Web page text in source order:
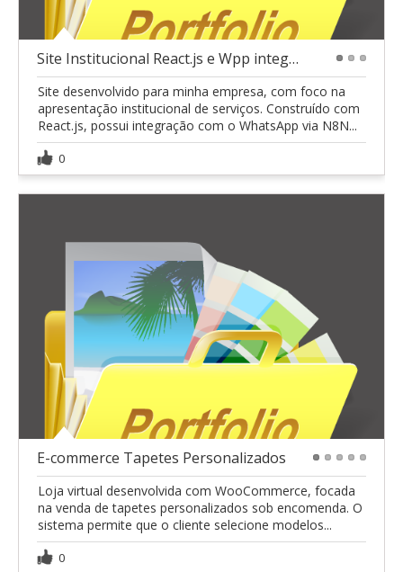
Site Institucional React.js e Wpp integrado c/ n8n
Site desenvolvido para minha empresa, com foco na
apresentação institucional de serviços. Construído com
React.js, possui integração com o WhatsApp via N8N...
0
E-commerce Tapetes Personalizados
Loja virtual desenvolvida com WooCommerce, focada
na venda de tapetes personalizados sob encomenda. O
sistema permite que o cliente selecione modelos...
0